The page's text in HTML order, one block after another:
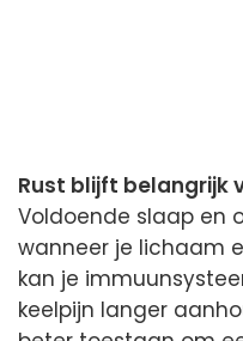
Rust blijft belangrijk
Voldoende slaap en
wanneer je lichaam
kan je
keelpijn langer